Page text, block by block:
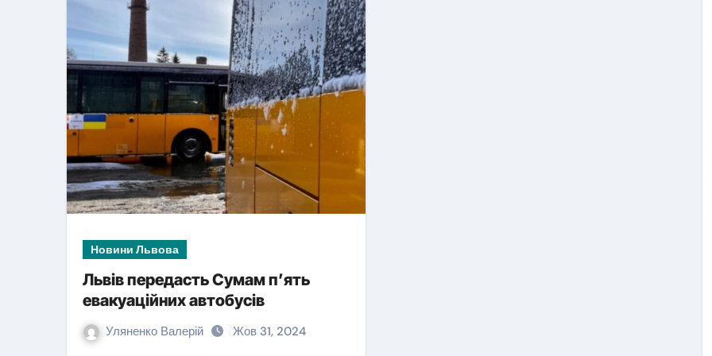
Новини Львова
Львів передасть Сумам п’ять
евакуаційних автобусів
Уляненко Валерій Жов 31, 2024
Новини Львова
У травні мобілізували
— у липні зупинилося